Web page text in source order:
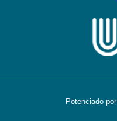
Potenciado por